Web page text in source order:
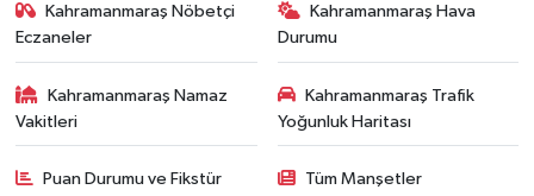
Kahramanmaraş Nöbetçi
Eczaneler
Kahramanmaraş Hava
Durumu
Kahramanmaraş Namaz
Vakitleri
Kahramanmaraş Trafik
Yoğunluk Haritası
Puan Durumu ve Fikstür Tüm Manşetler